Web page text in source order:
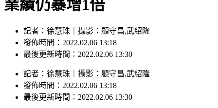
業績仍暴增1倍
記者：徐慧珠｜攝影：顧守昌,武紹隆
發佈時間：2022.02.06 13:18
記者：徐慧珠｜攝影：顧守昌,武紹隆
發佈時間：2022.02.06 13:18